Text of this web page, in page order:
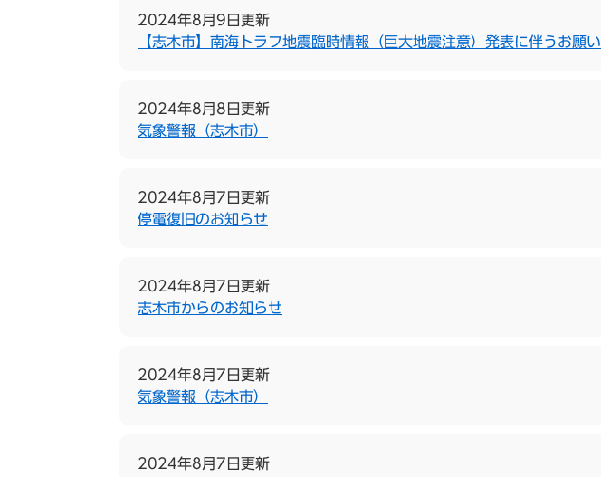
2024年8月9日更新
【志木市】南海トラフ地震臨時情報（巨大地震注意）発表に伴うお願い
2024年8月8日更新
気象警報（志木市）
2024年8月7日更新
停電復旧のお知らせ
2024年8月7日更新
志木市からのお知らせ
2024年8月7日更新
気象警報（志木市）
2024年8月7日更新